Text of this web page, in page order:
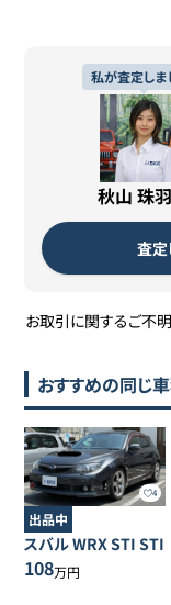
私が査定しま
秋山 珠
査定
お取引に関するご不
おすすめの同じ
4
出品中
スバルWRX STI STI
108万円